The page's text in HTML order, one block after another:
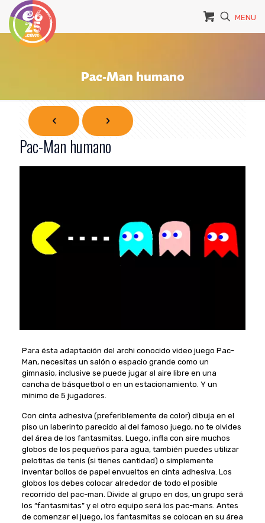
MENU
Pac-Man humano
Pac-Man humano
Para ésta adaptación del archi conocido video juego Pac-
Man, necesitas un salón o espacio grande como un
gimnasio, inclusive se puede jugar al aire libre en una
cancha de básquetbol o en un estacionamiento. Y un
mínimo de 5 jugadores.
Con cinta adhesiva (preferiblemente de color) dibuja en el
piso un laberinto parecido al del famoso juego, no te olvides
del área de los fantasmitas. Luego, infla con aire muchos
globos de los pequeños para agua, también puedes utilizar
pelotitas de tenis (si tienes cantidad) o simplemente
inventar bollos de papel envueltos en cinta adhesiva. Los
globos los debes colocar alrededor de todo el posible
recorrido del pac-man. Divide al grupo en dos, un grupo será
los “fantasmitas” y el otro equipo será los pac-mans. Antes
de comenzar el juego, los fantasmitas se colocan en su área